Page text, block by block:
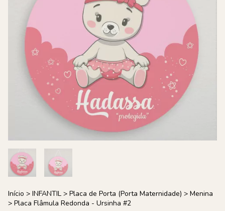
Início > INFANTIL > Placa de Porta (Porta Maternidade) > Menina
> Placa Flâmula Redonda - Ursinha #2